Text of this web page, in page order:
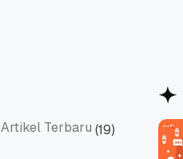
Artikel Terbaru (19)